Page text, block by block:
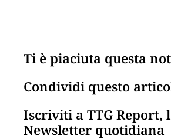
Ti è piaciuta questa
Condividi questo
Iscriviti a TTG Report,
Newsletter quotidiana